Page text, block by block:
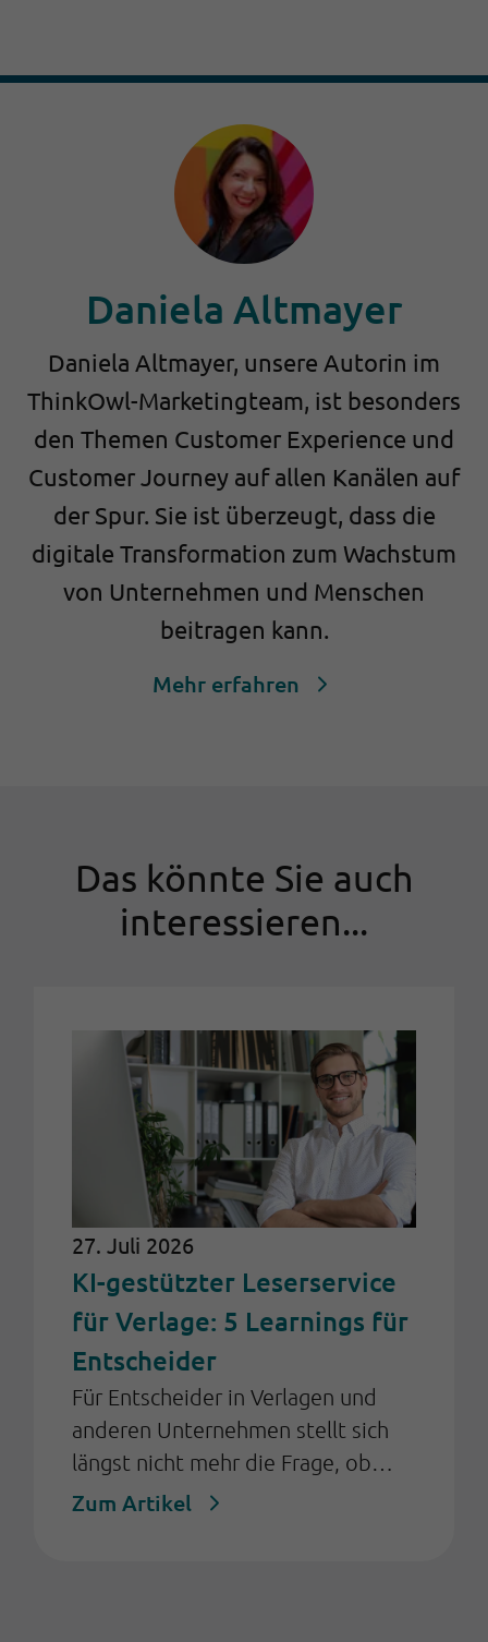
Daniela Altmayer
Daniela Altmayer, unsere Autorin im
ThinkOwl-Marketingteam, ist besonders
den Themen Customer Experience und
Customer Journey auf allen Kanälen auf
der Spur. Sie ist überzeugt, dass die
digitale Transformation zum Wachstum
von Unternehmen und Menschen
beitragen kann.
Mehr erfahren
Das könnte Sie auch
interessieren...
27. Juli 2026
KI-gestützter Leserservice
für Verlage: 5 Learnings für
Entscheider
Für Entscheider in Verlagen und
anderen Unternehmen stellt sich
längst nicht mehr die Frage, ob
Künstliche Intelligenz (KI) im
Zum Artikel